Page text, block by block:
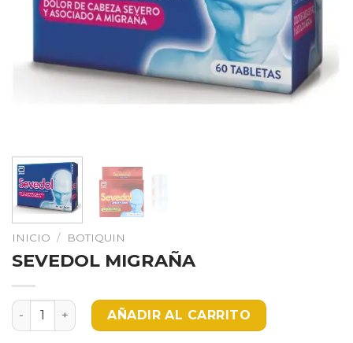
INICIO / BOTIQUIN
SEVEDOL MIGRAÑA
SEVEDOL MIGRAÑA cantidadAÑADIR AL CARRITO